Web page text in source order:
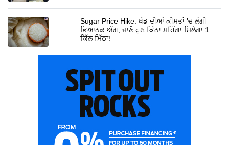
Sugar Price Hike: ਖੰਡ ਦੀਆਂ ਕੀਮਤਾਂ 'ਚ ਲੱਗੀ
ਭਿਆਨਕ ਅੱਗ, ਜਾਣੋ ਹੁਣ ਕਿੰਨਾ ਮਹਿੰਗਾ ਮਿਲੇਗਾ 1
ਕਿੱਲੋ ਮਿੱਠਾ!